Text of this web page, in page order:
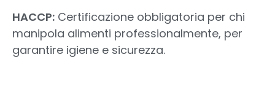
HACCP: Certificazione obbligatoria per chi
manipola alimenti professionalmente, per
garantire igiene e sicurezza.